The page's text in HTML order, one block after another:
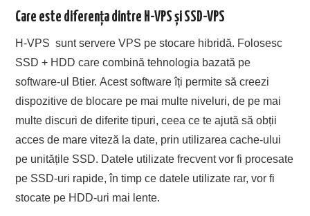
Care este diferența dintre H-VPS și SSD-VPS
H-VPS sunt servere VPS pe stocare hibridă. Folosesc
SSD + HDD care combină tehnologia bazată pe
software-ul Btier. Acest software îți permite să creezi
dispozitive de blocare pe mai multe niveluri, de pe mai
multe discuri de diferite tipuri, ceea ce te ajută să obții
acces de mare viteză la date, prin utilizarea cache-ului
pe unitățile SSD. Datele utilizate frecvent vor fi procesate
pe SSD-uri rapide, în timp ce datele utilizate rar, vor fi
stocate pe HDD-uri mai lente.